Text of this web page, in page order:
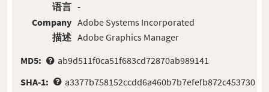
语言
Company
描述
-
Adobe Systems Incorporated
Adobe Graphics Manager
MD5:
ab9d511f0ca51f683cd72870ab989141
SHA-1:
a3377b758152ccdd6a460b7b7efefb872c453730